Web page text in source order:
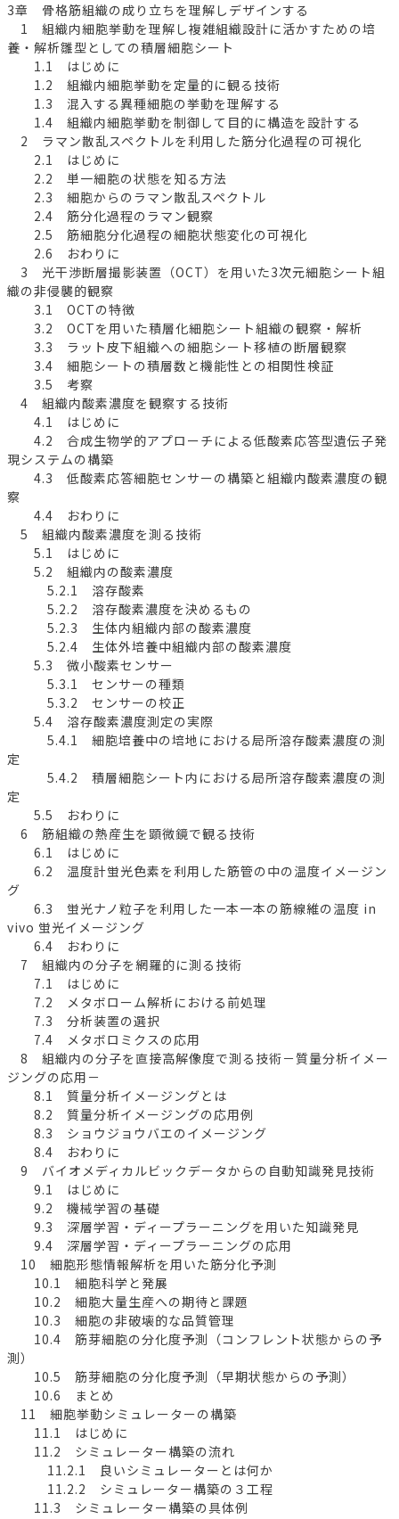
3章 骨格筋組織の成り立ちを理解しデザインする
1 組織内細胞挙動を理解し複雑組織設計に活かすための培
養・解析雛型としての積層細胞シート
1.1 はじめに
1.2 組織内細胞挙動を定量的に観る技術
1.3 混入する異種細胞の挙動を理解する
1.4 組織内細胞挙動を制御して目的に構造を設計する
2 ラマン散乱スペクトルを利用した筋分化過程の可視化
2.1 はじめに
2.2 単一細胞の状態を知る方法
2.3 細胞からのラマン散乱スペクトル
2.4 筋分化過程のラマン観察
2.5 筋細胞分化過程の細胞状態変化の可視化
2.6 おわりに
3 光干渉断層撮影装置（OCT）を用いた3次元細胞シート組
織の非侵襲的観察
3.1 OCTの特徴
3.2 OCTを用いた積層化細胞シート組織の観察・解析
3.3 ラット皮下組織への細胞シート移植の断層観察
3.4 細胞シートの積層数と機能性との相関性検証
3.5 考察
4 組織内酸素濃度を観察する技術
4.1 はじめに
4.2 合成生物学的アプローチによる低酸素応答型遺伝子発
現システムの構築
4.3 低酸素応答細胞センサーの構築と組織内酸素濃度の観
察
4.4 おわりに
5 組織内酸素濃度を測る技術
5.1 はじめに
5.2 組織内の酸素濃度
5.2.1 溶存酸素
5.2.2 溶存酸素濃度を決めるもの
5.2.3 生体内組織内部の酸素濃度
5.2.4 生体外培養中組織内部の酸素濃度
5.3 微小酸素センサー
5.3.1 センサーの種類
5.3.2 センサーの校正
5.4 溶存酸素濃度測定の実際
5.4.1 細胞培養中の培地における局所溶存酸素濃度の測
定
5.4.2 積層細胞シート内における局所溶存酸素濃度の測
定
5.5 おわりに
6 筋組織の熱産生を顕微鏡で観る技術
6.1 はじめに
6.2 温度計蛍光色素を利用した筋管の中の温度イメージン
グ
6.3 蛍光ナノ粒子を利用した一本一本の筋線維の温度 in
vivo 蛍光イメージング
6.4 おわりに
7 組織内の分子を網羅的に測る技術
7.1 はじめに
7.2 メタボローム解析における前処理
7.3 分析装置の選択
7.4 メタボロミクスの応用
8 組織内の分子を直接高解像度で測る技術－質量分析イメー
ジングの応用－
8.1 質量分析イメージングとは
8.2 質量分析イメージングの応用例
8.3 ショウジョウバエのイメージング
8.4 おわりに
9 バイオメディカルビックデータからの自動知識発見技術
9.1 はじめに
9.2 機械学習の基礎
9.3 深層学習・ディープラーニングを用いた知識発見
9.4 深層学習・ディープラーニングの応用
10 細胞形態情報解析を用いた筋分化予測
10.1 細胞科学と発展
10.2 細胞大量生産への期待と課題
10.3 細胞の非破壊的な品質管理
10.4 筋芽細胞の分化度予測（コンフレント状態からの予
測）
10.5 筋芽細胞の分化度予測（早期状態からの予測）
10.6 まとめ
11 細胞挙動シミュレーターの構築
11.1 はじめに
11.2 シミュレーター構築の流れ
11.2.1 良いシミュレーターとは何か
11.2.2 シミュレーター構築の３工程
11.3 シミュレーター構築の具体例